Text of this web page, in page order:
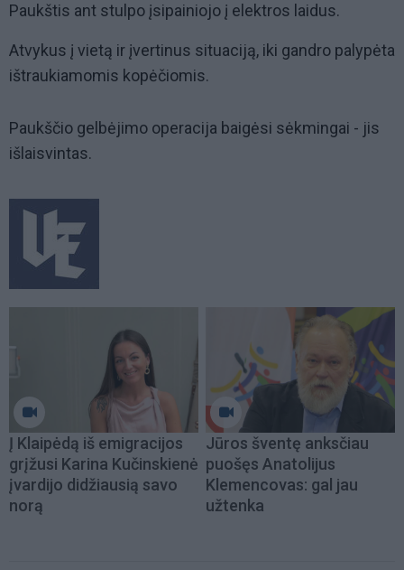
Paukštis ant stulpo įsipainiojo į elektros laidus.
Atvykus į vietą ir įvertinus situaciją, iki gandro palypėta
ištraukiamomis kopėčiomis.
Paukščio gelbėjimo operacija baigėsi sėkmingai - jis
išlaisvintas.
Į Klaipėdą iš emigracijos
grįžusi Karina Kučinskienė
įvardijo didžiausią savo
norą
Jūros šventę anksčiau
puošęs Anatolijus
Klemencovas: gal jau
užtenka